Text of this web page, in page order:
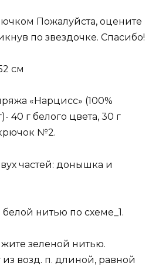
Пожалуйста, оцените
по звездочке. Спасибо!
см
«Нарцисс» (100%
40 г белого цвета, 30 г
крючок №2.
частей: донышка и
нитью по схеме_1.
зеленой нитью.
возд. п. длиной, равной